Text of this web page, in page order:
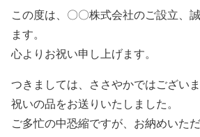
この度は、〇〇株式会社のご設立、
ます。
心よりお祝い申し上げます。
つきましては、ささやかではござい
祝いの品をお送りいたしました。
ご多忙の中恐縮ですが、お納めいた